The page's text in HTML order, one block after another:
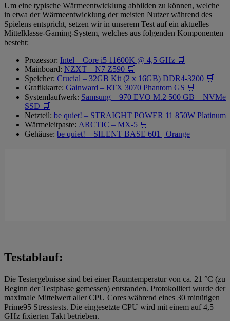
Um eine typische Wärmeentwicklung abbilden zu können, welche
in etwa der Wärmeentwicklung der meisten Nutzer während des
Spielens entspricht, setzen wir in unserem Test auf ein aktuelles
Mittelklasse-Gaming-System, welches aus folgenden Komponenten
besteht:
Prozessor: Intel – Core i5 11600K @ 4,5 GHz 🛒
Mainboard: NZXT – N7 Z590 🛒
Speicher: Crucial – 32GB Kit (2 x 16GB) DDR4-3200 🛒
Grafikkarte: Gainward – RTX 3070 Phantom GS 🛒
Systemlaufwerk: Samsung – 970 EVO M.2 500 GB – NVMe
SSD 🛒
Netzteil: be quiet! – STRAIGHT POWER 11 850W Platinum
Wärmeleitpaste: ARCTIC – MX-5 🛒
Gehäuse: be quiet! – SILENT BASE 601 | Orange
Testablauf:
Die Testergebnisse sind bei einer Raumtemperatur von ca. 21 °C (zu
Beginn der Testphase gemessen) entstanden. Protokolliert wurde der
maximale Mittelwert aller CPU Cores während eines 30 minütigen
Prime95 Stresstests. Die eingesetzte CPU wird mit einem auf 4,5
GHz fixierten Takt betrieben.